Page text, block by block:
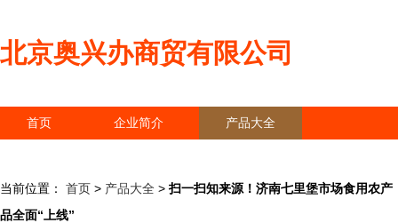
北京奥兴办商贸有限公司
首页 企业简介 产品大全
当前位置： 首页 > 产品大全 > 扫一扫知来源！济南七里堡市场食用农产
品全面“上线”